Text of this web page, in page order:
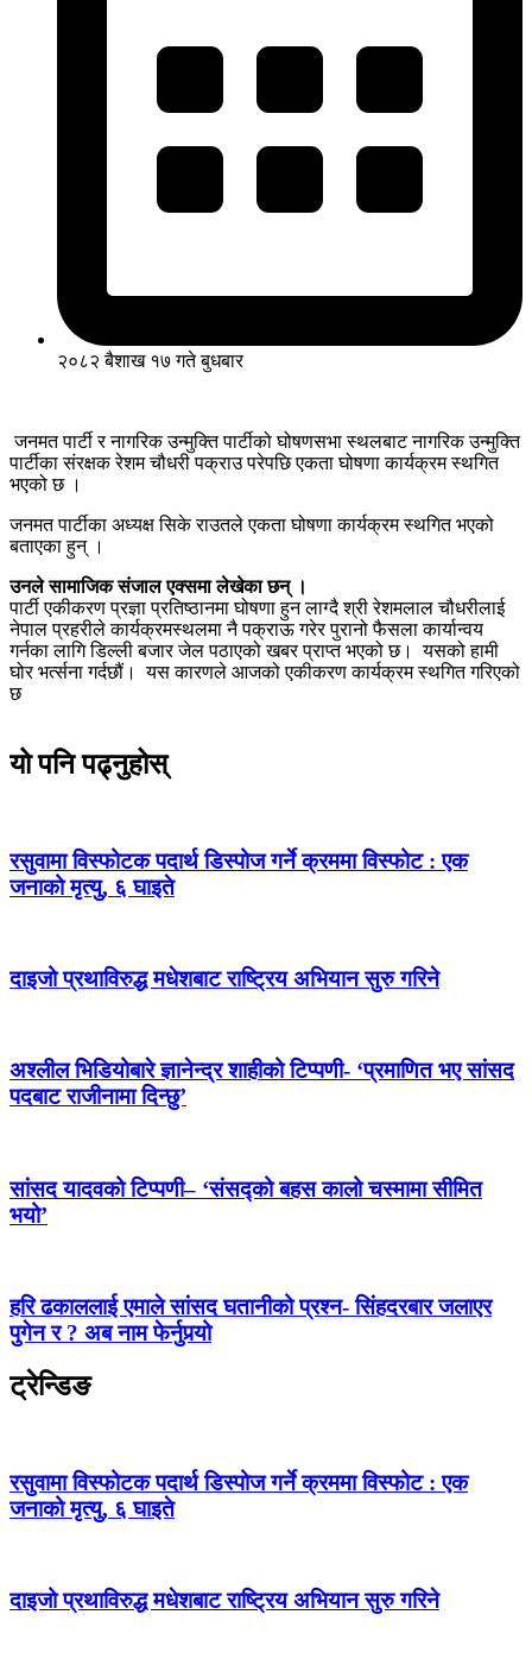
२०८२ बैशाख १७ गते बुधबार
जनमत पार्टी र नागरिक उन्मुक्ति पार्टीको घोषणसभा स्थलबाट नागरिक उन्मुक्ति
पार्टीका संरक्षक रेशम चौधरी पक्राउ परेपछि एकता घोषणा कार्यक्रम स्थगित
भएको छ ।
जनमत पार्टीका अध्यक्ष सिके राउतले एकता घोषणा कार्यक्रम स्थगित भएको
बताएका हुन् ।
उनले सामाजिक संजाल एक्समा लेखेका छन् ।
पार्टी एकीकरण प्रज्ञा प्रतिष्ठानमा घोषणा हुन लाग्दै श्री रेशमलाल चौधरीलाई
नेपाल प्रहरीले कार्यक्रमस्थलमा नै पक्राऊ गरेर पुरानो फैसला कार्यान्वय
गर्नका लागि डिल्ली बजार जेल पठाएको खबर प्राप्त भएको छ। यसको हामी
घोर भर्त्सना गर्दछौं। यस कारणले आजको एकीकरण कार्यक्रम स्थगित गरिएको
छ
यो पनि पढ्नुहोस्
रसुवामा विस्फोटक पदार्थ डिस्पोज गर्ने क्रममा विस्फोट : एक
जनाको मृत्यु, ६ घाइते
दाइजो प्रथाविरुद्ध मधेशबाट राष्ट्रिय अभियान सुरु गरिने
अश्लील भिडियोबारे ज्ञानेन्द्र शाहीको टिप्पणी- ‘प्रमाणित भए सांसद
पदबाट राजीनामा दिन्छु’
सांसद यादवको टिप्पणी– ‘संसद्को बहस कालो चस्मामा सीमित
भयो’
हरि ढकाललाई एमाले सांसद घतानीको प्रश्न- सिंहदरबार जलाएर
पुगेन र ? अब नाम फेर्नुपर्‍यो
ट्रेन्डिङ
रसुवामा विस्फोटक पदार्थ डिस्पोज गर्ने क्रममा विस्फोट : एक
जनाको मृत्यु, ६ घाइते
दाइजो प्रथाविरुद्ध मधेशबाट राष्ट्रिय अभियान सुरु गरिने